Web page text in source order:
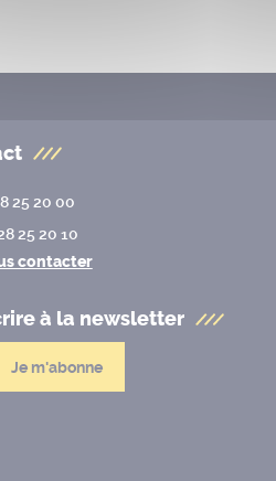
25 20 00
25 20 10
contacter
à la newsletter
Je m'abonne